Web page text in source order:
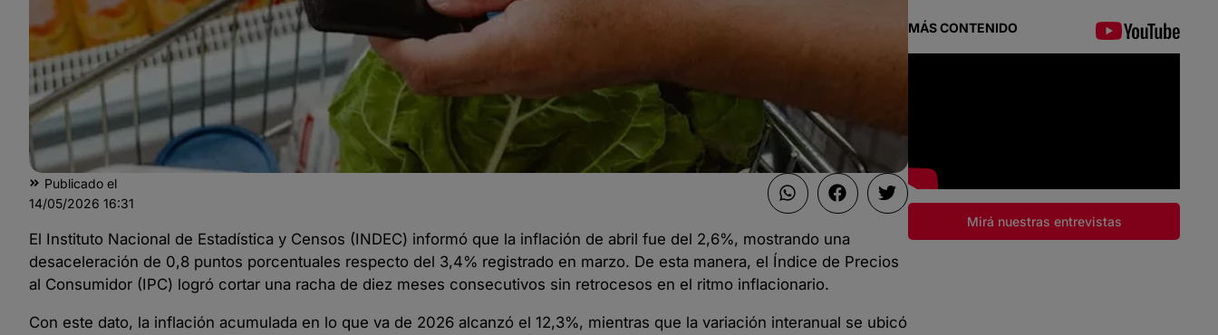
Publicado el
14/05/2026 16:31
El Instituto Nacional de Estadística y Censos (INDEC) informó que la inflación de abril fue del 2,6%, mostrando una
desaceleración de 0,8 puntos porcentuales respecto del 3,4% registrado en marzo. De esta manera, el Índice de Precios
al Consumidor (IPC) logró cortar una racha de diez meses consecutivos sin retrocesos en el ritmo inflacionario.
Con este dato, la inflación acumulada en lo que va de 2026 alcanzó el 12,3%, mientras que la variación interanual se ubicó
MÁS CONTENIDO
Mirá nuestras entrevistas